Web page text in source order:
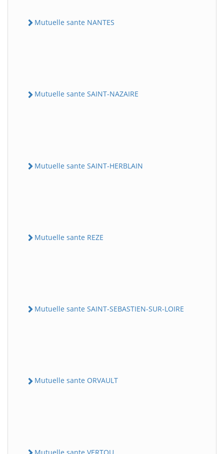
Mutuelle sante NANTES
Mutuelle sante SAINT-NAZAIRE
Mutuelle sante SAINT-HERBLAIN
Mutuelle sante REZE
Mutuelle sante SAINT-SEBASTIEN-SUR-LOIRE
Mutuelle sante ORVAULT
Mutuelle sante VERTOU